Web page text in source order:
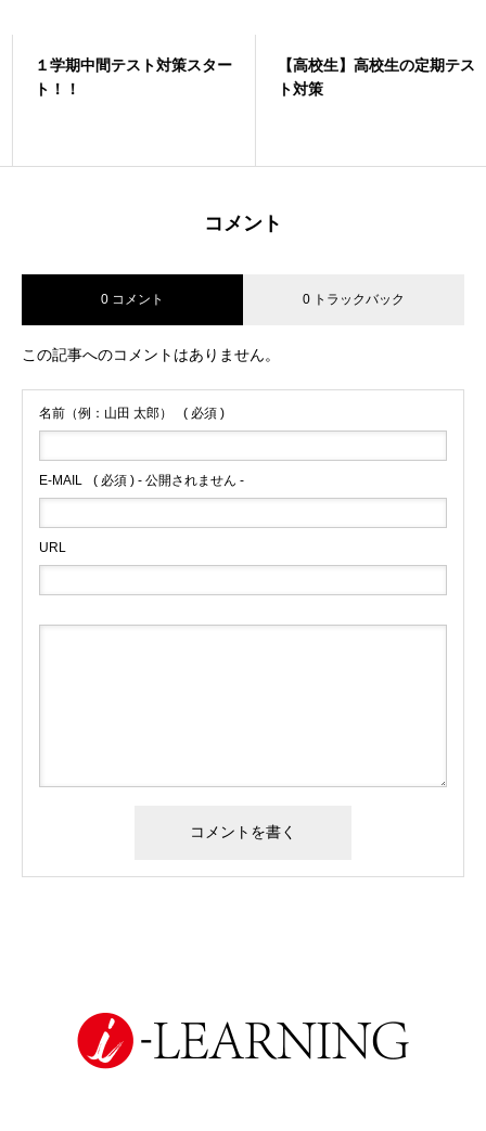
１学期中間テスト対策スター
ト！！
【高校生】高校生の定期テス
ト対策
<0531>6/1開始🌸6月キャン
ペーンのお知らせ🌸
≪0606≫🌟6月限定キャンペ
ーン実施中🌟
コメント
0 コメント 0 トラックバック
この記事へのコメントはありません。
名前（例：山田 太郎） ( 必須 )
E-MAIL ( 必須 ) - 公開されません -
URL